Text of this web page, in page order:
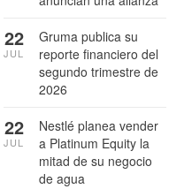
Gruma publica su
reporte financiero del
segundo trimestre de
2026
22
JUL
Nestlé planea vender
a Platinum Equity la
mitad de su negocio
de agua
22
JUL